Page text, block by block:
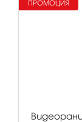
ПРОМОЦИЯ